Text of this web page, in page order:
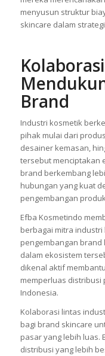
menyusun struktur
skincare dalam
Brand
Industri kosmetik
pihak mulai dari
desainer kemasan,
tersebut menciptakan
brand berkembang
hubungan yang kuat
pengembangan
Efba Kosmetindo
berbagai mitra
pengembangan brand
dalam ekosistem
dikenal aktif
memperluas
Indonesia.
Kolaborasi lintas
bagi brand skincare
pasar yang lebih luas.
distribusi yang lebih